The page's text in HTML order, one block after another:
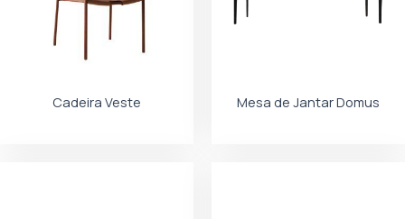
Cadeira Veste Mesa de Jantar Domus